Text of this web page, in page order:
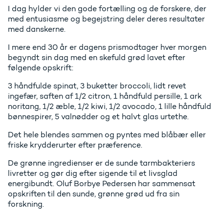
I dag hylder vi den gode fortælling og de forskere, der
med entusiasme og begejstring deler deres resultater
med danskerne.
I mere end 30 år er dagens prismodtager hver morgen
begyndt sin dag med en skefuld grød lavet efter
følgende opskrift:
3 håndfulde spinat, 3 buketter broccoli, lidt revet
ingefær, saften af 1/2 citron, 1 håndfuld persille, 1 ark
noritang, 1/2 æble, 1/2 kiwi, 1/2 avocado, 1 lille håndfuld
bønnespirer, 5 valnødder og et halvt glas urtethe.
Det hele blendes sammen og pyntes med blåbær eller
friske krydderurter efter præference.
De grønne ingredienser er de sunde tarmbakteriers
livretter og gør dig efter sigende til et livsglad
energibundt. Oluf Borbye Pedersen har sammensat
opskriften til den sunde, grønne grød ud fra sin
forskning.